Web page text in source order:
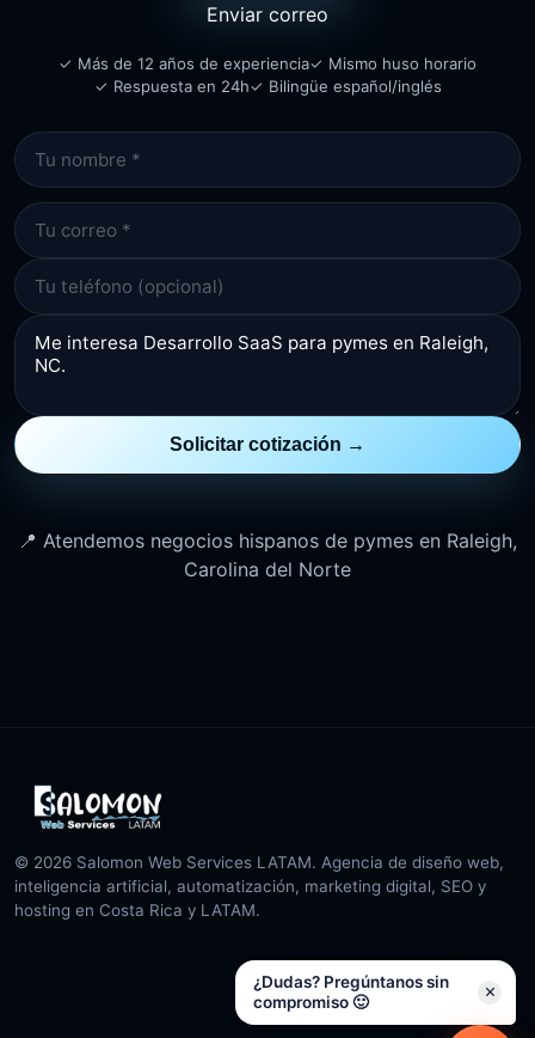
Enviar correo
✓ Más de 12 años de experiencia✓ Mismo huso horario
✓ Respuesta en 24h✓ Bilingüe español/inglés
Solicitar cotización →
📍 Atendemos negocios hispanos de pymes en Raleigh,
Carolina del Norte
© 2026 Salomon Web Services LATAM. Agencia de diseño web,
inteligencia artificial, automatización, marketing digital, SEO y
hosting en Costa Rica y LATAM.
¿Dudas? Pregúntanos sin
compromiso 🙂